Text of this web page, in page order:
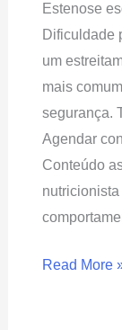
Estenose
Dificuldade
um
mais
segurança.
Agendar
Conteúdo
e
Como
se
Alimentar
Read More